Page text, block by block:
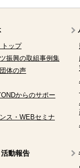
ップ
振興の取組事例集
体の声
からのサポー
ス・WEBセミナ
動報告